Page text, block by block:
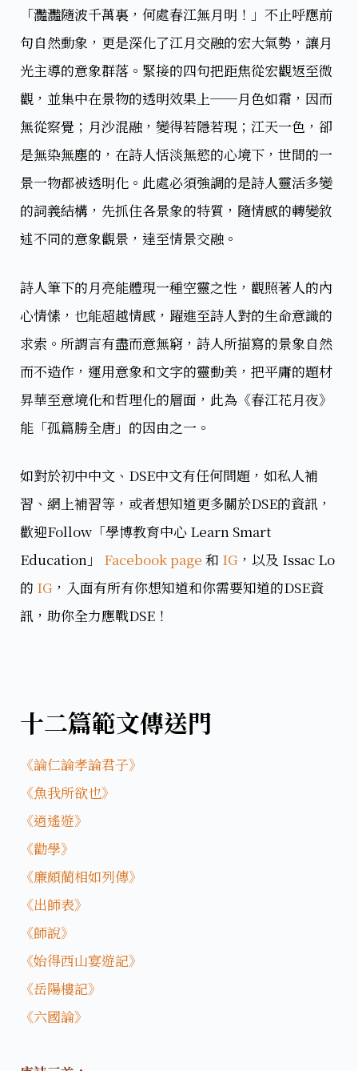
「灩灩隨波千萬裏，何處春江無月明！」不止呼應前
句自然動象，更是深化了江月交融的宏大氣勢，讓月
光主導的意象群落。緊接的四句把距焦從宏觀返至微
觀，並集中在景物的透明效果上──月色如霜，因而
無從察覺；月沙混融，變得若隱若現；江天一色，卻
是無染無塵的，在詩人恬淡無慾的心境下，世間的一
景一物都被透明化。此處必須強調的是詩人靈活多變
的詞義結構，先抓住各景象的特質，隨情感的轉變敘
述不同的意象觀景，達至情景交融。
詩人筆下的月亮能體現一種空靈之性，觀照著人的內
心情愫，也能超越情感，躍進至詩人對的生命意識的
求索。所謂言有盡而意無窮，詩人所描寫的景象自然
而不造作，運用意象和文字的靈動美，把平庸的題材
昇華至意境化和哲理化的層面，此為《春江花月夜》
能「孤篇勝全唐」的因由之一。
如對於初中中文、DSE中文有任何問題，如私人補
習、網上補習等，或者想知道更多關於DSE的資訊，
歡迎Follow「學博教育中心 Learn Smart
Education」
Facebook page 和 IG ，以及 Issac Lo
的 IG ，入面有所有你想知道和你需要知道的DSE資
訊，助你全力應戰DSE！
十二篇範文傳送門
《論仁論孝論君子》
《魚我所欲也》
《逍遙遊》
《勸學》
《廉頗藺相如列傳》
《出師表》
《師說》
《始得西山宴遊記》
《岳陽樓記》
《六國論》